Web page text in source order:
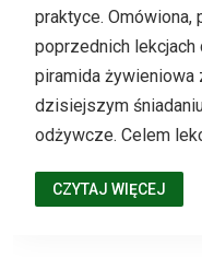
praktyce. Omówiona,
poprzednich lekcjach
piramida żywieniowa
dzisiejszym
odżywcze. Celem
CZYTAJ WIĘCEJ